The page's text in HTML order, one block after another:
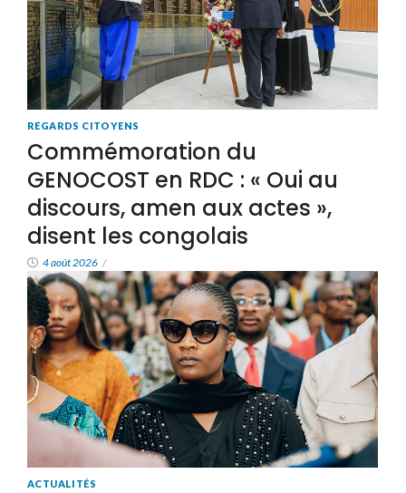
REGARDS CITOYENS
Commémoration du
GENOCOST en RDC : « Oui au
discours, amen aux actes »,
disent les congolais
4 août 2026 /
ACTUALITÉS